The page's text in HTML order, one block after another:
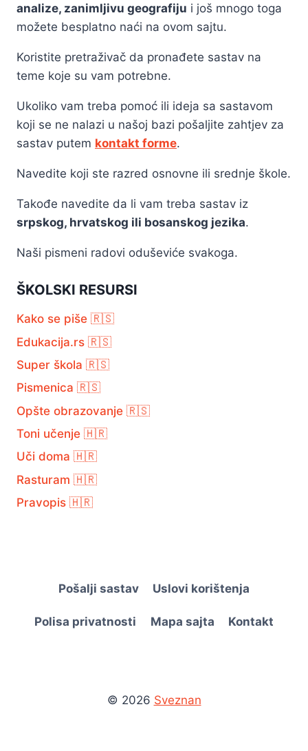
analize, zanimljivu geografiju i još mnogo toga
možete besplatno naći na ovom sajtu.
Koristite pretraživač da pronađete sastav na
teme koje su vam potrebne.
Ukoliko vam treba pomoć ili ideja sa sastavom
koji se ne nalazi u našoj bazi pošaljite zahtjev za
sastav putem kontakt forme.
Navedite koji ste razred osnovne ili srednje škole.
Takođe navedite da li vam treba sastav iz
srpskog, hrvatskog ili bosanskog jezika.
Naši pismeni radovi oduševiće svakoga.
ŠKOLSKI RESURSI
Kako se piše 🇷🇸
Edukacija.rs 🇷🇸
Super škola 🇷🇸
Pismenica 🇷🇸
Opšte obrazovanje 🇷🇸
Toni učenje 🇭🇷
Uči doma 🇭🇷
Rasturam 🇭🇷
Pravopis 🇭🇷
Pošalji sastav Uslovi korištenja
Polisa privatnosti Mapa sajta Kontakt
© 2026 Sveznan